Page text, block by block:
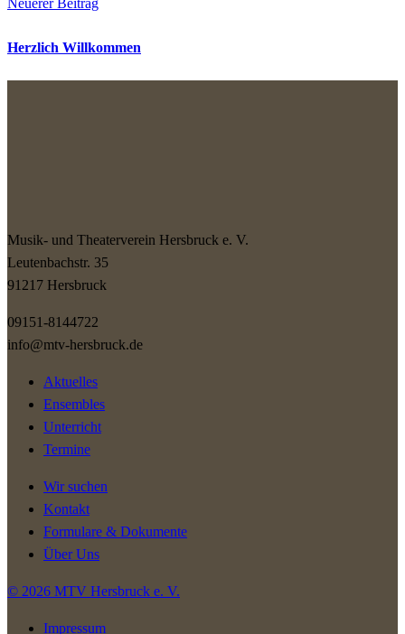
Neuerer Beitrag
Herzlich Willkommen
Musik- und Theaterverein Hersbruck e. V.
Leutenbachstr. 35
91217 Hersbruck
09151-8144722
info@mtv-hersbruck.de
Aktuelles
Ensembles
Unterricht
Termine
Wir suchen
Kontakt
Formulare & Dokumente
Über Uns
© 2026 MTV Hersbruck e. V.
Impressum